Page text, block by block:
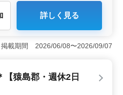
でのお仕事＞ 茨城県古河市
、豊富な経験を持つスタッフ
上の会計事務所での経験をお持
契約社員、または派遣社員の
す。 ＜業務内容の概要＞
ら年末調整、法定調書の作
詳しく見る
掲載期間 2026/06/08〜2026/09/07
【猿島郡・週休2日